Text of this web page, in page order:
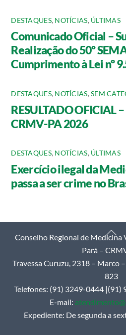
DESTAQUES, NOTÍCIAS, ÚLTIMAS
Comunicado Oficial –
Realização do 50º
Cumprimento à Lei nº
DESTAQUES, NOTÍCIAS,SEM
RESULTADO OFICIAL –
CRMV-PA 2026
DESTAQUES, NOTÍCIAS, ÚLTIMAS
Exercício ilegal da
passa a ser crime no
Back
To
Top
Conselho Regional de Medicina
Pará –
Travessa Curuzu, 2318 – Marco
823
Telefones: (91) 3249-0444
E-mail:
Expediente: De segunda a